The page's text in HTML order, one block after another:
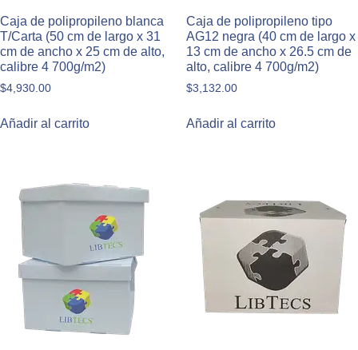
Caja de polipropileno blanca
T/Carta (50 cm de largo x 31
cm de ancho x 25 cm de alto,
calibre 4 700g/m2)
$4,930.00
Añadir al carrito
Caja de polipropileno tipo
AG12 negra (40 cm de largo x
13 cm de ancho x 26.5 cm de
alto, calibre 4 700g/m2)
$3,132.00
Añadir al carrito